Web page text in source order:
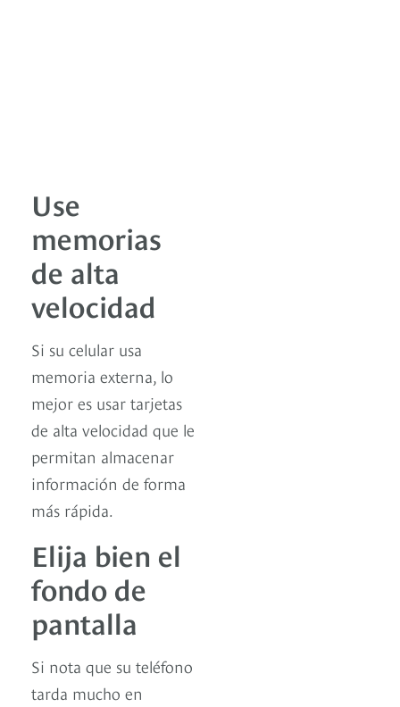
Use
memorias
de alta
velocidad
Si su celular usa
memoria externa, lo
mejor es usar tarjetas
de alta velocidad que le
permitan almacenar
información de forma
más rápida.
Elija bien el
fondo de
pantalla
Si nota que su teléfono
tarda mucho en